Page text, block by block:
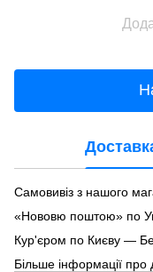
Самовивіз з нашого
«Нововю поштою» по
Кур'єром по Києву —
Більше інформації про